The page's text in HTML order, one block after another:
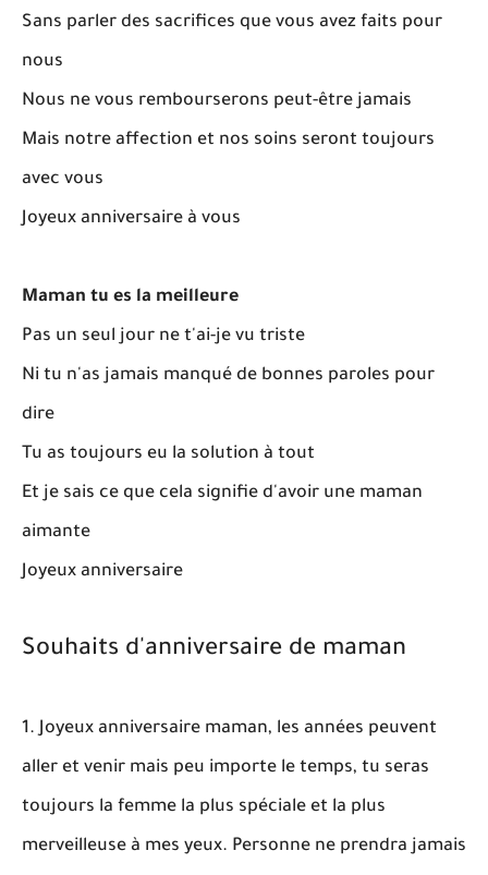
Sans parler des sacrifices que vous avez faits pour
nous
Nous ne vous rembourserons peut-être jamais
Mais notre affection et nos soins seront toujours
avec vous
Joyeux anniversaire à vous
Maman tu es la meilleure
Pas un seul jour ne t'ai-je vu triste
Ni tu n'as jamais manqué de bonnes paroles pour
dire
Tu as toujours eu la solution à tout
Et je sais ce que cela signifie d'avoir une maman
aimante
Joyeux anniversaire
Souhaits d'anniversaire de maman
1. Joyeux anniversaire maman, les années peuvent
aller et venir mais peu importe le temps, tu seras
toujours la femme la plus spéciale et la plus
merveilleuse à mes yeux. Personne ne prendra jamais